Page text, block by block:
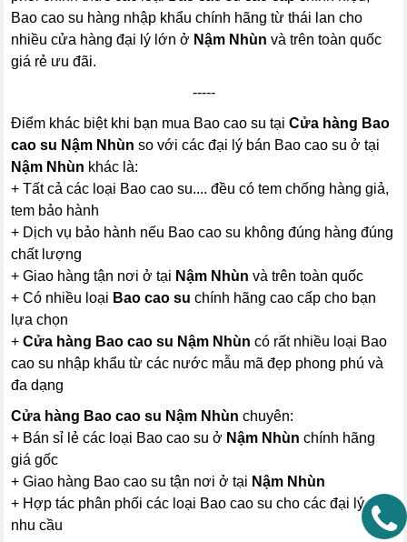
Bao cao su hàng nhập khẩu chính hãng từ thái lan cho
nhiều cửa hàng đại lý lớn ở Nậm Nhùn và trên toàn quốc
giá rẻ ưu đãi.
-----
Điểm khác biệt khi bạn mua Bao cao su tại Cửa hàng Bao
cao su Nậm Nhùn so với các đại lý bán Bao cao su ở tại
Nậm Nhùn khác là:
+ Tất cả các loại Bao cao su.... đều có tem chống hàng giả,
tem bảo hành
+ Dịch vụ bảo hành nếu Bao cao su không đúng hàng đúng
chất lượng
+ Giao hàng tận nơi ở tại Nậm Nhùn và trên toàn quốc
+ Có nhiều loại Bao cao su chính hãng cao cấp cho bạn
lựa chọn
+Cửa hàng Bao cao su Nậm Nhùn có rất nhiều loại Bao
cao su nhập khẩu từ các nước mẫu mã đẹp phong phú và
đa dạng
Cửa hàng Bao cao su Nậm Nhùnchuyên:
+ Bán sỉ lẻ các loại Bao cao su ở Nậm Nhùn chính hãng
giá gốc
+ Giao hàng Bao cao su tận nơi ở tại Nậm Nhùn
+ Hợp tác phân phối các loại Bao cao su cho các đại lý có
nhu cầu